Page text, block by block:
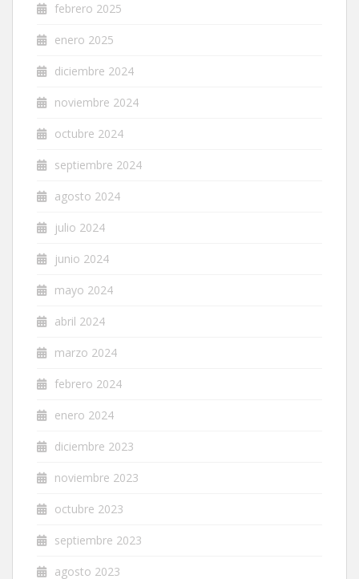
febrero 2025
enero 2025
diciembre 2024
noviembre 2024
octubre 2024
septiembre 2024
agosto 2024
julio 2024
junio 2024
mayo 2024
abril 2024
marzo 2024
febrero 2024
enero 2024
diciembre 2023
noviembre 2023
octubre 2023
septiembre 2023
agosto 2023